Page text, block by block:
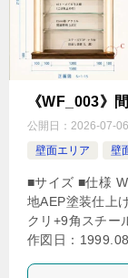
《WF_003》
公開日： 2026-07-06
壁面エリア
壁
■サイズ ■仕様
地AEP塗装仕上
クリ+9角スチー
作図日：